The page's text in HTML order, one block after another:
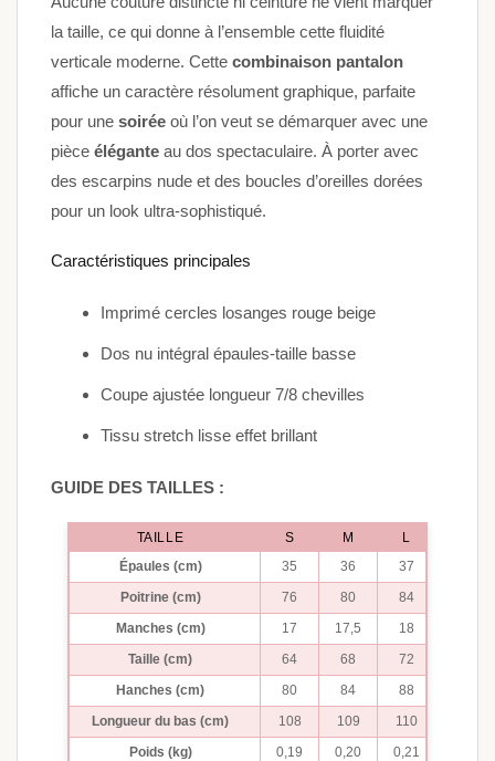
la taille, ce qui donne à l’ensemble cette fluidité
verticale moderne. Cette combinaison pantalon
affiche un caractère résolument graphique, parfaite
pour une soirée où l’on veut se démarquer avec une
pièce élégante au dos spectaculaire. À porter avec
des escarpins nude et des boucles d’oreilles dorées
pour un look ultra-sophistiqué.
Caractéristiques principales
Imprimé cercles losanges rouge beige
Dos nu intégral épaules-taille basse
Coupe ajustée longueur 7/8 chevilles
Tissu stretch lisse effet brillant
GUIDE DES TAILLES :
TAILLE S M
L
Épaules (cm)
35 36
37
Poitrine (cm)
76 80
84
Manches (cm)
17 17,5
18
Taille (cm)
64 68
72
Hanches (cm)
80 84
88
Longueur du bas (cm)
108 109
110
Poids (kg)
0,19 0,20 0,21